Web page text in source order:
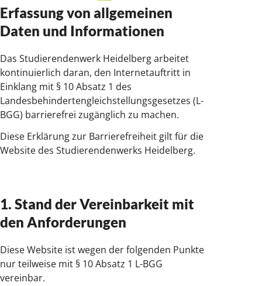
Erfassung von allgemeinen
Daten und Informationen
Das Studierendenwerk Heidelberg arbeitet
kontinuierlich daran, den Internetauftritt in
Einklang mit § 10 Absatz 1 des
Landesbehindertengleichstellungsgesetzes (L-
BGG) barrierefrei zugänglich zu machen.
Diese Erklärung zur Barrierefreiheit gilt für die
Website des Studierendenwerks Heidelberg.
1. Stand der Vereinbarkeit mit
den Anforderungen
Diese Website ist wegen der folgenden Punkte
nur teilweise mit § 10 Absatz 1 L-BGG
vereinbar.